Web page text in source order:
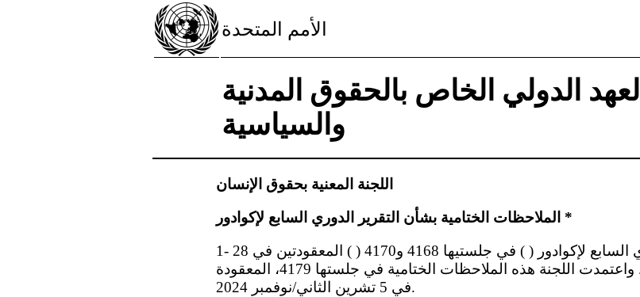
الأمم المتحدة
العهد الدولي الخاص بالحقوق المدنية
والسياسية
اللجنة المعنية بحقوق الإنسان
الملاحظات الختامية بشأن التقرير الدوري السابع لإكوادور *
1- نظرت اللجنة في التقرير الدوري السابع لإكوادور ( ) في جلستيها 4168 و4170 ( ) المعقودتين في 28
و29 تشرين الأول/ أ كتوبر 2024. واعتمدت اللجنة هذه الملاحظات الختامية في جلستها 4179، المعقودة
في 5 تشرين الثاني/نوفمبر 2024.